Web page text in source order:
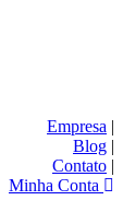
Empresa |
Blog |
Contato |
Minha Conta